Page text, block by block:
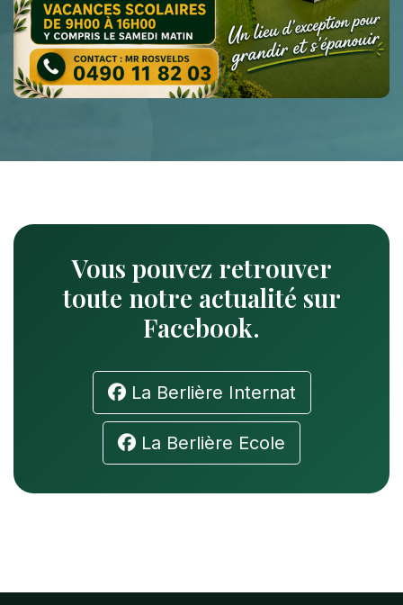
Vous pouvez retrouver
toute notre actualité sur
Facebook.
La Berlière Internat
La Berlière Ecole